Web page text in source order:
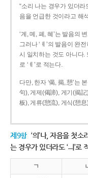
“소리 나는 경우가 있더
음을 언급한 것이라고 해
‘계, 몌, 폐, 혜’는 발음의
그러나 ‘ㅖ’의 발음이 완
시 일치하는 것도 아니다.
로 ‘ㅖ’로 적는다.
다만, 한자 ‘偈, 揭, 憩’는
句), 게제(偈諦), 게기(揭
板), 게류(憩流), 게식(憩息
제9항 ‘의’나, 자음을 첫소
는 경우가 있더라도 ‘ㅢ’로
ㄱ